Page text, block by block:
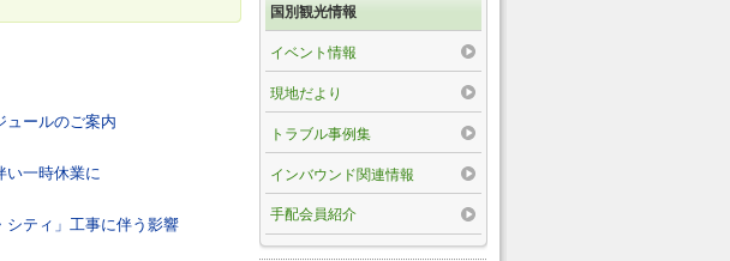
ールのご案内
一時休業に
ティ」工事に伴う影響
国別観光情報
イベント情報
現地だより
トラブル事例集
インバウンド関連情報
手配会員紹介